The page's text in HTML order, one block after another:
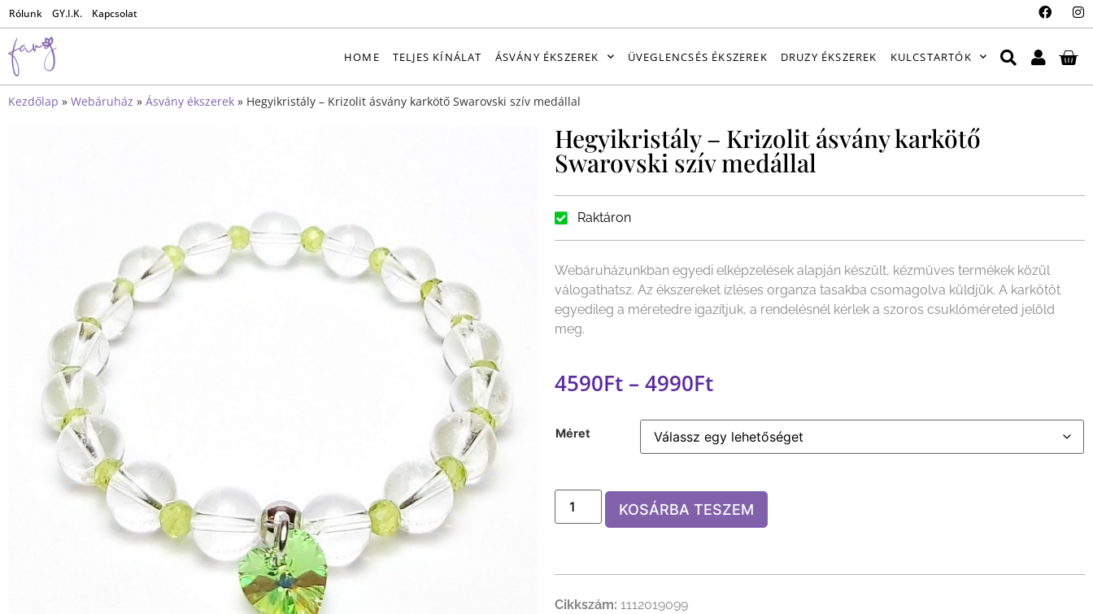
Rólunk GY.I.K. Kapcsolat
HOME TELJES KÍNÁLAT ÁSVÁNY ÉKSZEREK ÜVEGLENCSÉS ÉKSZEREK DRUZY ÉKSZEREK KULCSTARTÓK
Kezdőlap » Webáruház » Ásvány ékszerek » Hegyikristály – Krizolit ásvány karkötő Swarovski szív medállal
Hegyikristály – Krizolit ásvány karkötő
Swarovski szív medállal
Raktáron
Webáruházunkban egyedi elképzelések alapján készült, kézműves termékek közül
válogathatsz. Az ékszereket ízléses organza tasakba csomagolva küldjük. A karkötőt
egyedileg a méretedre igazítjuk, a rendelésnél kérlek a szoros csuklóméreted jelöld
meg.
4590Ft – 4990Ft
Méret
KOSÁRBA TESZEM
Cikkszám: 1112019099